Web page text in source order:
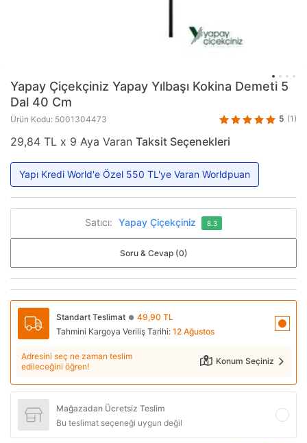
Yapay Çiçekçiniz Yapay Yılbaşı Kokina Demeti 5
Dal 40 Cm
Ürün Kodu: 5001304473 5 (1)
29,84 TL x 9 Aya Varan Taksit Seçenekleri
Yapı Kredi World'e Özel 550 TL'ye Varan Worldpuan
Satıcı: Yapay Çiçekçiniz 8.3
Soru & Cevap (0)
Standart Teslimat ● 49,90 TL
Tahmini Kargoya Veriliş Tarihi: 12 Ağustos
Adresini seç ne zaman teslim
edileceğini öğren!
Konum Seçiniz
Mağazadan Ücretsiz Teslim
Bu teslimat seçeneği uygun değil